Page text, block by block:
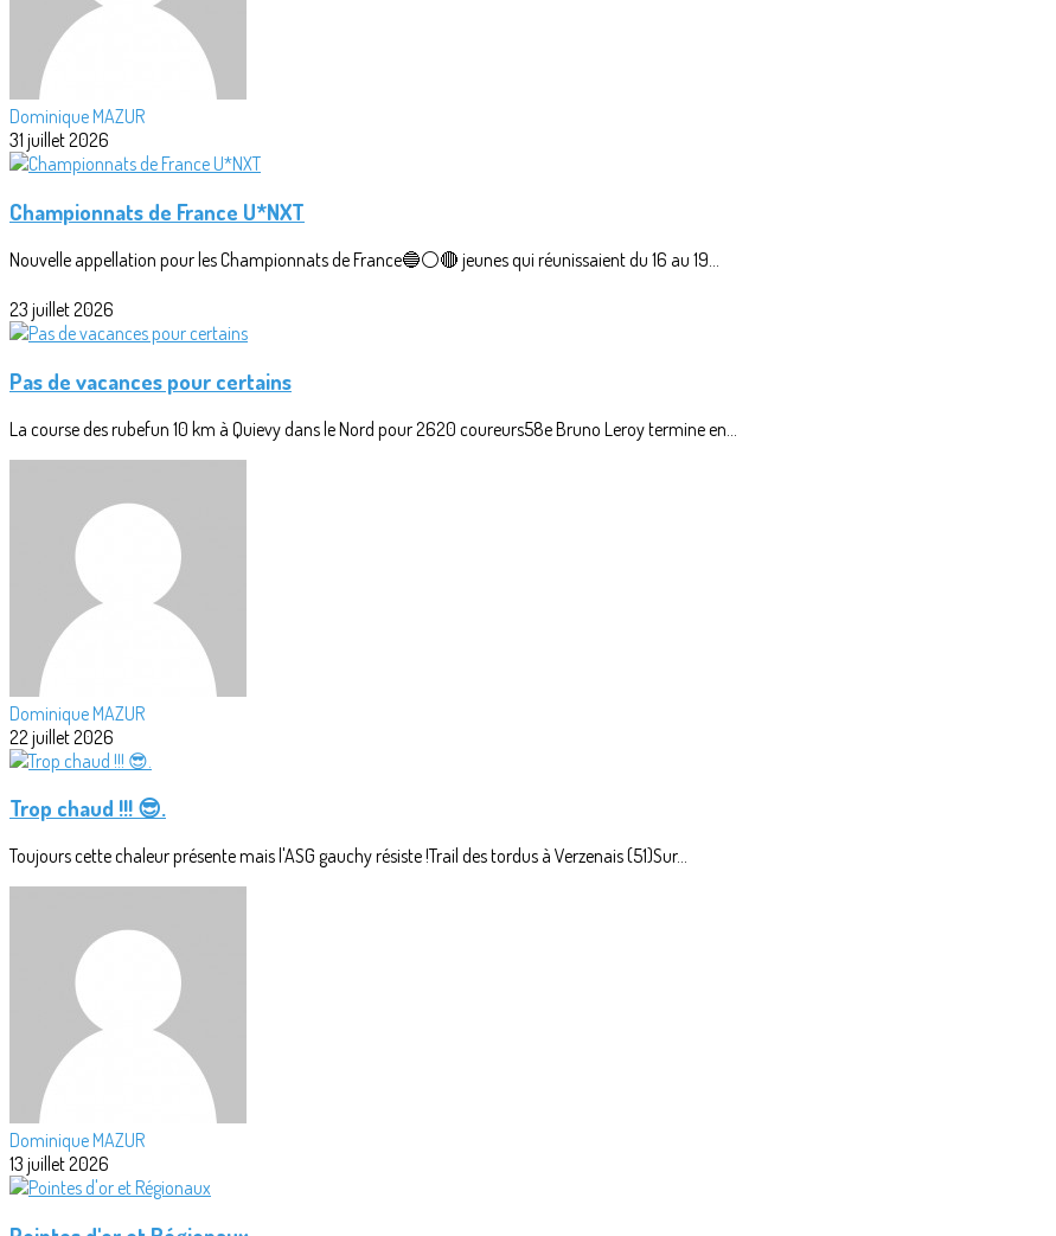
Dominique MAZUR
31 juillet 2026
Championnats de France U*NXT
Nouvelle appellation pour les Championnats de France🔵⚪🔴 jeunes qui réunissaient du 16 au 19...
23 juillet 2026
Pas de vacances pour certains
La course des rubefun 10 km à Quievy dans le Nord pour 2620 coureurs58e Bruno Leroy termine en...
Dominique MAZUR
22 juillet 2026
Trop chaud !!! 😎.
Toujours cette chaleur présente mais l'ASG gauchy résiste !Trail des tordus à Verzenais (51)Sur...
Dominique MAZUR
13 juillet 2026